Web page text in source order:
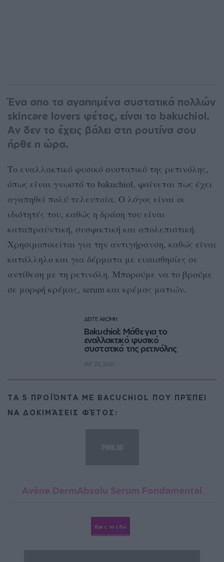
Ένα απο τα αγαπημένα συστατικά πολλών
skincare lovers φέτος, είναι το bakuchiol.
Αν δεν το έχεις βάλει στη ρουτίνα σου
ήρθε η ώρα.
Το εναλλακτικό φυσικό συστατικό της ρετινόλης,
όπως είναι γνωστό το bakuchiol, φαίνεται πως έχει
αγαπηθεί πολύ τελευταία. Ο λόγος είναι οι
ιδιότητές του, καθώς η δράση του είναι
καταπραϋντική, συσφικτική και απολεπιστική.
Χρησιμοποιείται για την αντιγήρανση, καθώς είναι
κατάλληλο και για δέρματα με ευαισθησίες σε
αντίθεση με τη ρετινόλη. Μπορούμε να το βρούμε
σε μορφή κρέμας, serum και κρέμας ματιών.
ΔΕΙΤΕ ΑΚΟΜΗ
Bakuchiol: Μάθε για το
εναλλακτικό φυσικό
συστατικό της ρετινόλης
ΑΥΓ 25, 2021
ΤΑ 5 ΠΡΟΪΌΝΤΑ ΜΕ BACUCHIOL ΠΟΥ ΠΡΈΠΕΙ
ΝΑ ΔΟΚΙΜΆΣΕΙΣ ΦΈΤΟΣ:
Avène DermAbsolu Serum Fondamental
Βρες το εδώ